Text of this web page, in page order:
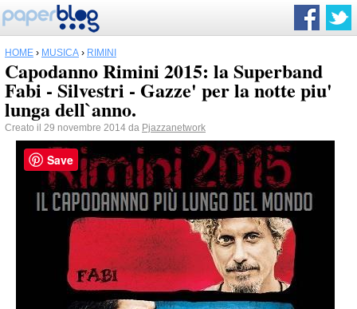
HOME › MUSICA › RIMINI
Capodanno Rimini 2015: la Superband
Fabi - Silvestri - Gazze' per la notte piu'
lunga dell`anno.
Creato il 29 novembre 2014 da Pjazzanetwork
Save